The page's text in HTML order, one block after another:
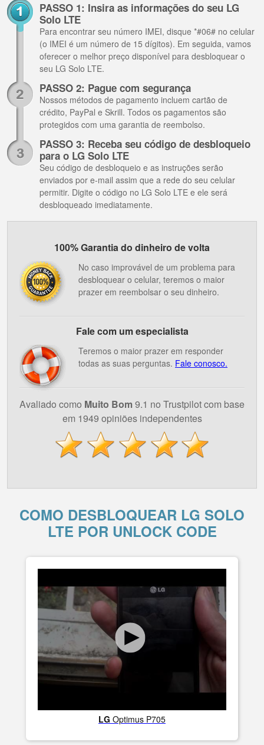
PASSO 1: Insira as informações do seu LG
Solo LTE
Para encontrar seu número IMEI, disque *#06# no celular
(o IMEI é um número de 15 dígitos). Em seguida, vamos
oferecer o melhor preço disponível para desbloquear o
seu LG Solo LTE.
PASSO 2: Pague com segurança
Nossos métodos de pagamento incluem cartão de
crédito, PayPal e Skrill. Todos os pagamentos são
protegidos com uma garantia de reembolso.
PASSO 3: Receba seu código de desbloqueio
para o LG Solo LTE
Seu código de desbloqueio e as instruções serão
enviados por e-mail assim que a rede do seu celular
permitir. Digite o código no LG Solo LTE e ele será
desbloqueado imediatamente.
100% Garantia do dinheiro de volta
No caso improvável de um problema para
desbloquear o celular, teremos o maior
prazer em reembolsar o seu dinheiro.
Fale com um especialista
Teremos o maior prazer em responder
todas as suas perguntas. Fale conosco.
Avaliado como Muito Bom9.1 no Trustpilot com base
em 1949 opiniões independentes
COMO DESBLOQUEAR LG SOLO
LTE POR UNLOCK CODE
LG Optimus P705